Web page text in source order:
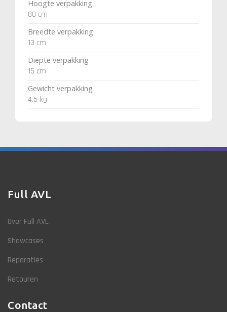
Hoogte verpakking
80 cm
Breedte verpakking
13 cm
Diepte verpakking
15 cm
Gewicht verpakking
4.5 kg
Full AVL
Over Full AVL
Showcases
Reparaties
Retouren
Contact